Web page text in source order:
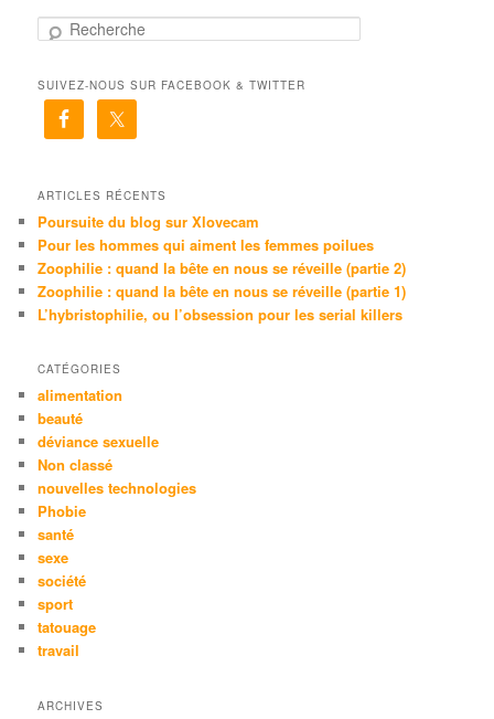
h
e
SUIVEZ-NOUS SUR FACEBOOK & TWITTER
ARTICLES RÉCENTS
Poursuite du blog sur Xlovecam
Pour les hommes qui aiment les femmes poilues
Zoophilie : quand la bête en nous se réveille (partie 2)
Zoophilie : quand la bête en nous se réveille (partie 1)
L’hybristophilie, ou l’obsession pour les serial killers
CATÉGORIES
alimentation
beauté
déviance sexuelle
Non classé
nouvelles technologies
Phobie
santé
sexe
société
sport
tatouage
travail
ARCHIVES